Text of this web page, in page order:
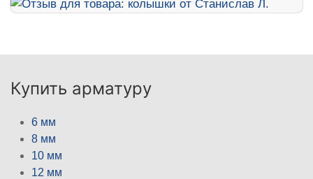
Купить арматуру
6 мм
8 мм
10 мм
12 мм